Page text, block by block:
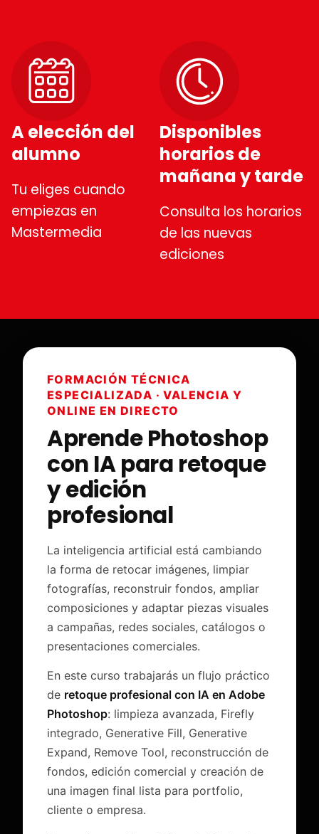
A elección del
alumno
Tu eliges cuando
empiezas en
Mastermedia
Disponibles
horarios de
mañana y tarde
Consulta los horarios
de las nuevas
ediciones
FORMACIÓN TÉCNICA
ESPECIALIZADA · VALENCIA Y
ONLINE EN DIRECTO
Aprende Photoshop
con IA para retoque
y edición
profesional
La inteligencia artificial está cambiando
la forma de retocar imágenes, limpiar
fotografías, reconstruir fondos, ampliar
composiciones y adaptar piezas visuales
a campañas, redes sociales, catálogos o
presentaciones comerciales.
En este curso trabajarás un flujo práctico
de retoque profesional con IA en Adobe
Photoshop: limpieza avanzada, Firefly
integrado, Generative Fill, Generative
Expand, Remove Tool, reconstrucción de
fondos, edición comercial y creación de
una imagen final lista para portfolio,
cliente o empresa.